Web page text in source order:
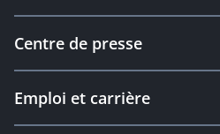
Centre de presse
Emploi et carrière